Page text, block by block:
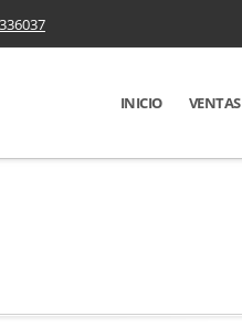
INICIO VENTAS